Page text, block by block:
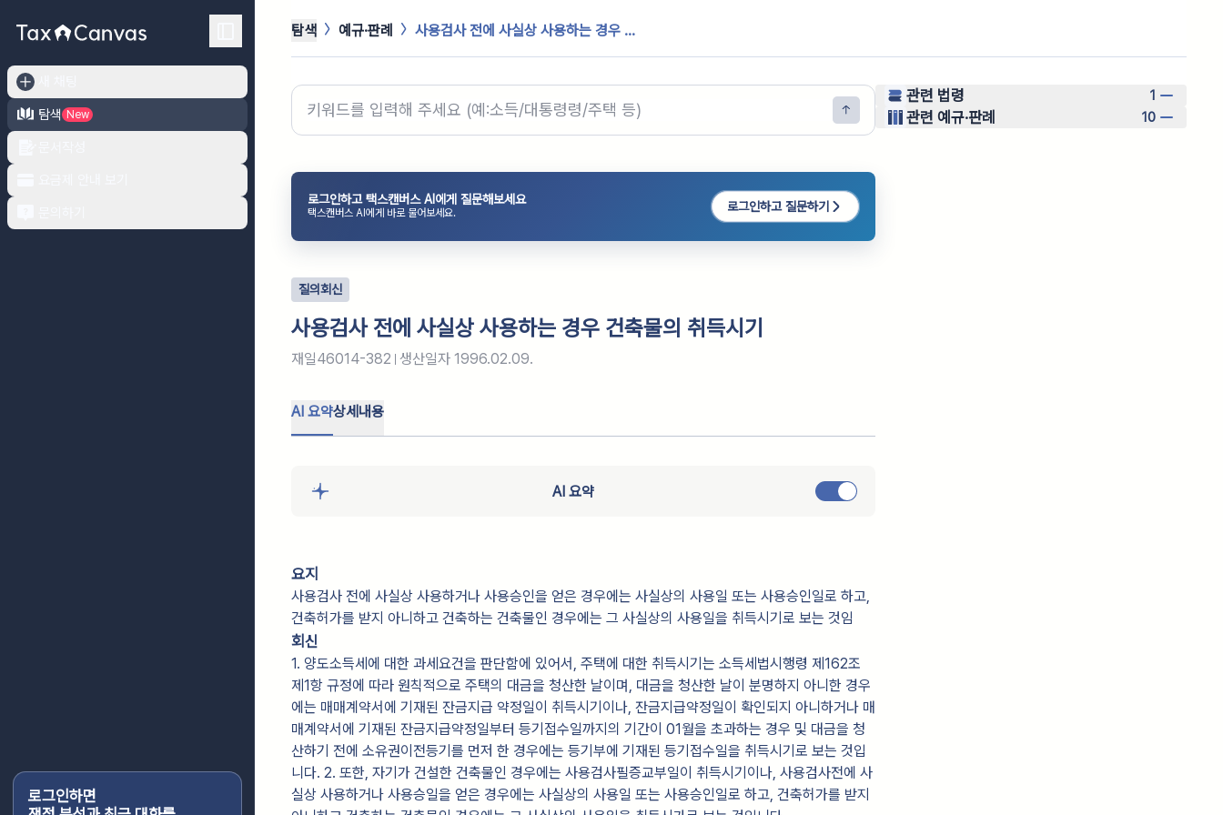
탐색
New
로그인하면
탐색 예규·판례 사용검사 전에 사실상 사용하는 경우 ...
로그인하고 택스캔버스 AI에게 질문해보세요
택스캔버스 AI에게 바로 물어보세요. 로그인하고 질문하기
질의회신
사용검사 전에 사실상 사용하는 경우 건축물의 취득시기
재일46014-382 생산일자 1996.02.09.
AI 요약상세내용
AI 요약
요지
사용검사 전에 사실상 사용하거나 사용승인을 얻은 경우에는 사실상의 사용일 또는 사용승인일로 하고,
건축허가를 받지 아니하고 건축하는 건축물인 경우에는 그 사실상의 사용일을 취득시기로 보는 것임
회신
1. 양도소득세에 대한 과세요건을 판단함에 있어서, 주택에 대한 취득시기는 소득세법시행령 제162조
제1항 규정에 따라 원칙적으로 주택의 대금을 청산한 날이며, 대금을 청산한 날이 분명하지 아니한 경우
에는 매매계약서에 기재된 잔금지급 약정일이 취득시기이나, 잔금지급약정일이 확인되지 아니하거나 매
매계약서에 기재된 잔금지급약정일부터 등기접수일까지의 기간이 01월을 초과하는 경우 및 대금을 청
산하기 전에 소유권이전등기를 먼저 한 경우에는 등기부에 기재된 등기접수일을 취득시기로 보는 것입
니다. 2. 또한, 자기가 건설한 건축물인 경우에는 사용검사필증교부일이 취득시기이나, 사용검사전에 사
실상 사용하거나 사용승일을 얻은 경우에는 사실상의 사용일 또는 사용승인일로 하고, 건축허가를 받지
관련 법령 1
관련 예규·판례 10